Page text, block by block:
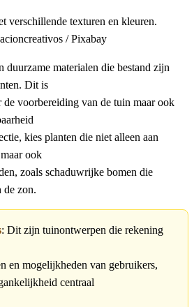
/ Pixabay
duurzame materialen die bestand zijn
Dit is
voorbereiding van de tuin maar ook
kies planten die niet alleen aan
ook
zoals schaduwrijke bomen die
de zon.
: Dit zijn tuinontwerpen die rekening
en mogelijkheden van gebruikers,
centraal